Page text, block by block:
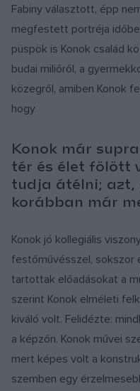
Fabiny választott, épp
megfestett portréja
püspök is Konok család
budai miliőről, a
közegről, amiben Konok
hogy
Konok már
tér és élet fölött
tudja átélni; azt,
korábban már
Konok jó kollegiális
festőművésszel, sokszor
tartottak előadásokat a
szerint Konok elméleti
kiváló volt. Felidézte:
a képzőn. Konok művei
mert képes volt a
szemben egy